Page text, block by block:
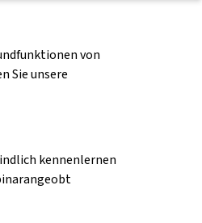
von
Sie unsere
kennenlernen